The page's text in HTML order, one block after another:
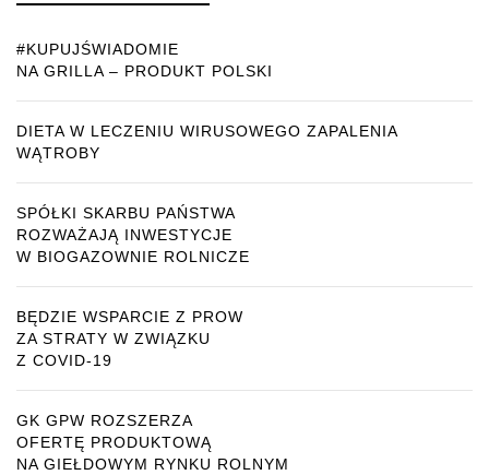
#KUPUJŚWIADOMIE
NA GRILLA – PRODUKT POLSKI
DIETA W LECZENIU WIRUSOWEGO ZAPALENIA
WĄTROBY
SPÓŁKI SKARBU PAŃSTWA
ROZWAŻAJĄ INWESTYCJE
W BIOGAZOWNIE ROLNICZE
BĘDZIE WSPARCIE Z PROW
ZA STRATY W ZWIĄZKU
Z COVID-19
GK GPW ROZSZERZA
OFERTĘ PRODUKTOWĄ
NA GIEŁDOWYM RYNKU ROLNYM